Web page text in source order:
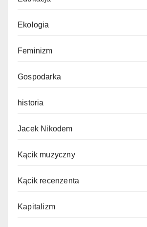
Ekologia
Feminizm
Gospodarka
historia
Jacek Nikodem
Kącik muzyczny
Kącik recenzenta
Kapitalizm